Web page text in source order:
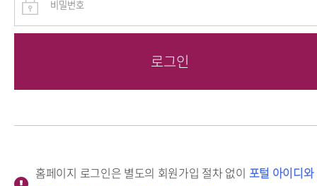
홈페이지 로그인은 별도의 회원가입 절차 없이 포털 아이디와